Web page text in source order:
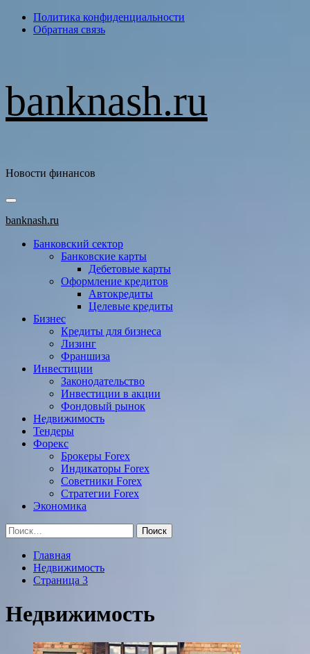
ПерейтиПолитика конфиденциальности
Обратная связь
banknash.ru
Новости финансов
Основное
меню
banknash.ru
Банковский сектор
Банковские карты
Дебетовые карты
Оформление кредитов
Автокредиты
Целевые кредиты
Бизнес
Кредиты для бизнеса
Лизинг
Франшиза
Инвестиции
Законодательство
Инвестиции в акции
Фондовый рынок
Недвижимость
Тендеры
Форекс
Брокеры Forex
Индикаторы Forex
Советники Forex
Стратегии Forex
Экономика
Найти:
Главная
Недвижимость
Страница 3
Недвижимость